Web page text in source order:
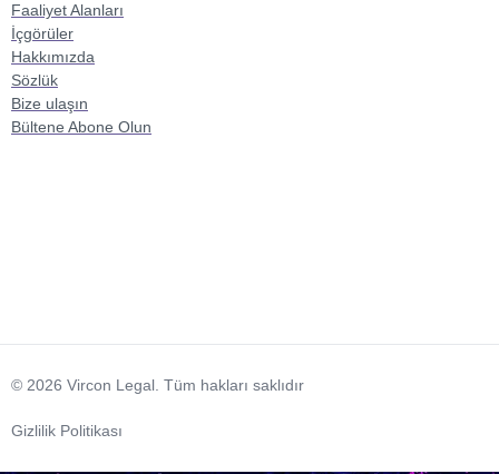
Faaliyet Alanları
İçgörüler
Hakkımızda
Sözlük
Bize ulaşın
Bültene Abone Olun
© 2026 Vircon Legal. Tüm hakları saklıdır
Gizlilik Politikası